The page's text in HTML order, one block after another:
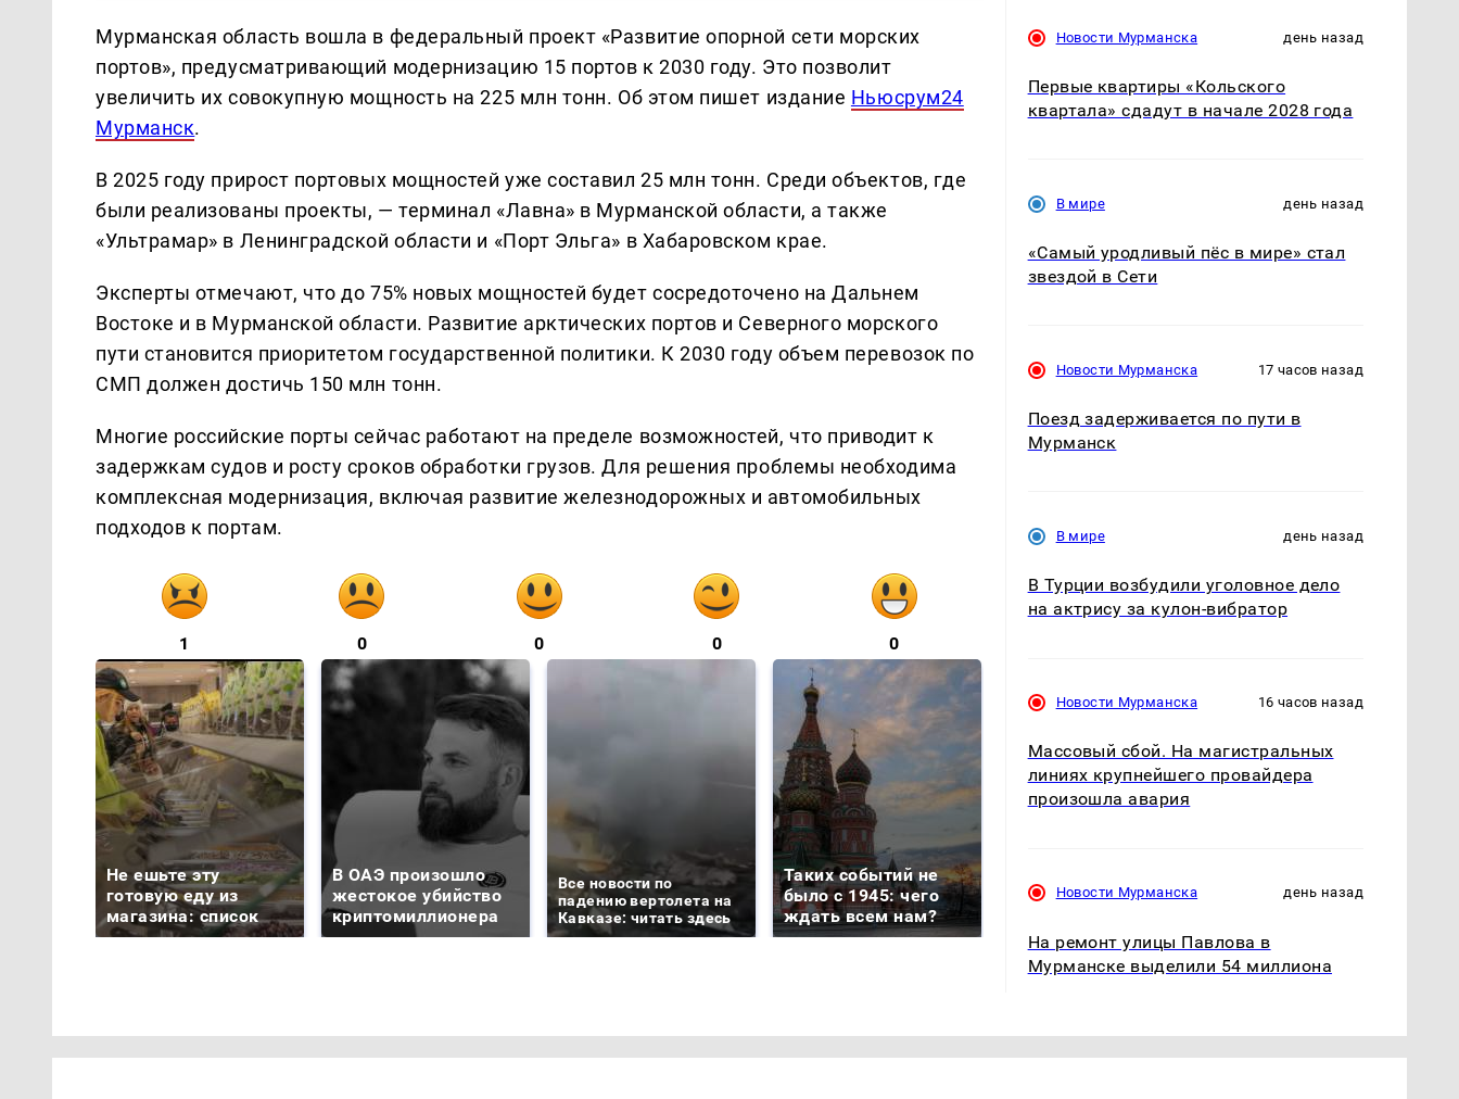
Мурманская область вошла в федеральный проект «Развитие опорной сети морских
портов», предусматривающий модернизацию 15 портов к 2030 году. Это позволит
увеличить их совокупную мощность на 225 млн тонн. Об этом пишет издание Ньюсрум24
Мурманск.
В 2025 году прирост портовых мощностей уже составил 25 млн тонн. Среди объектов, где
были реализованы проекты, — терминал «Лавна» в Мурманской области, а также
«Ультрамар» в Ленинградской области и «Порт Эльга» в Хабаровском крае.
Эксперты отмечают, что до 75% новых мощностей будет сосредоточено на Дальнем
Востоке и в Мурманской области. Развитие арктических портов и Северного морского
пути становится приоритетом государственной политики. К 2030 году объем перевозок по
СМП должен достичь 150 млн тонн.
Многие российские порты сейчас работают на пределе возможностей, что приводит к
задержкам судов и росту сроков обработки грузов. Для решения проблемы необходима
комплексная модернизация, включая развитие железнодорожных и автомобильных
подходов к портам.
1 0 0 0 0
Не ешьте эту
готовую еду из
магазина: список
В ОАЭ произошло
жестокое убийство
криптомиллионера
Все новости по
падению вертолета на
Кавказе: читать здесь
Таких событий не
было с 1945: чего
ждать всем нам?
В магазинах России
ажиотаж из-за этого
машину напали и
Новости Мурманска день назад
Первые квартиры «Кольского
квартала» сдадут в начале 2028 года
В мире день назад
«Самый уродливый пёс в мире» стал
звездой в Сети
Новости Мурманска 17 часов назад
Поезд задерживается по пути в
Мурманск
В мире день назад
В Турции возбудили уголовное дело
на актрису за кулон-вибратор
Новости Мурманска 16 часов назад
Массовый сбой. На магистральных
линиях крупнейшего провайдера
произошла авария
Новости Мурманска день назад
На ремонт улицы Павлова в
Мурманске выделили 54 миллиона